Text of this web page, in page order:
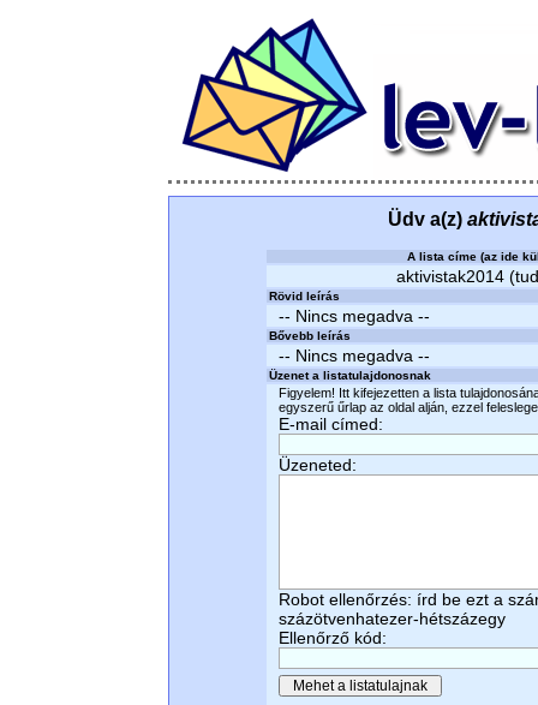
Üdv a(z)
A lista címe (az ide
aktivistak2014
Rövid leírás
-- Nincs megadva --
Bővebb leírás
-- Nincs megadva --
Üzenet a listatulajdonosnak
Figyelem! Itt kifejezetten a lista
egyszerű űrlap az oldal alján, ezzel
E-mail címed:
Üzeneted:
Robot ellenőrzés: írd be ezt a
százötvenhatezer-hétszázegy
Ellenőrző kód: